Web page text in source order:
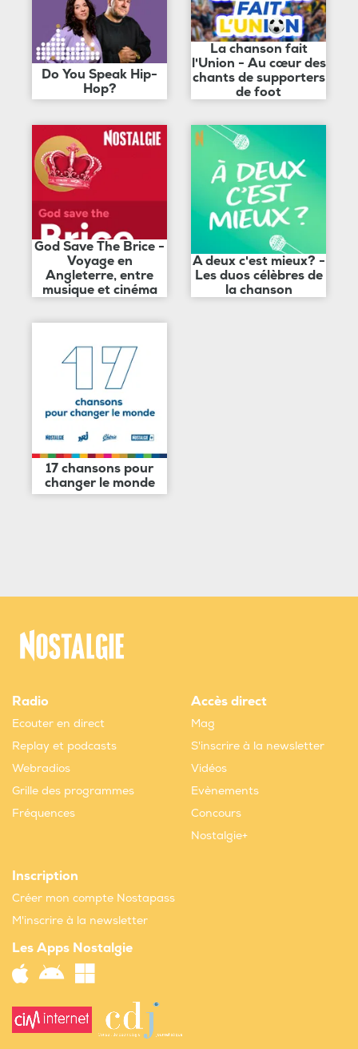
Do You Speak Hip-
Hop?
La chanson fait
l'Union - Au cœur des
chants de supporters
de foot
God Save The Brice -
Voyage en
Angleterre, entre
musique et cinéma
A deux c'est mieux? -
Les duos célèbres de
la chanson
17 chansons pour
changer le monde
Radio
Ecouter en direct
Replay et podcasts
Webradios
Grille des programmes
Fréquences
Accès direct
Mag
S'inscrire à la newsletter
Vidéos
Evènements
Concours
Nostalgie+
Inscription
Créer mon compte Nostapass
M'inscrire à la newsletter
Les Apps Nostalgie